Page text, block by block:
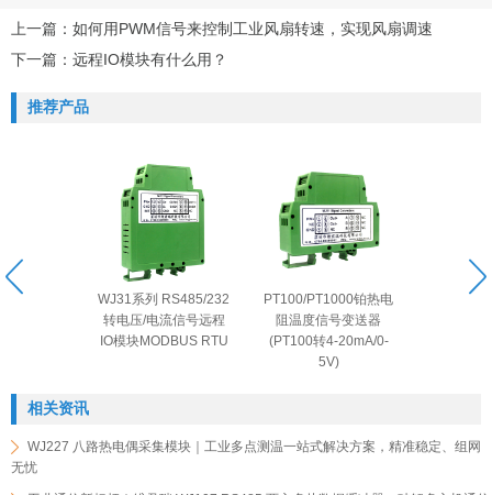
上一篇： 如何用PWM信号来控制工业风扇转速，实现风扇调速
下一篇： 远程IO模块有什么用？
推荐产品
列 RS485/232
PT100/PT1000铂热电
阻温度信号变送器
(PT100转4-20mA/0-
DIN11系列 一进一出
直流电流电压隔离器/
变送器
相关资讯
WJ227 八路热电偶采集模块｜工业多点测温一站式解决方案，精准稳定、组网
无忧